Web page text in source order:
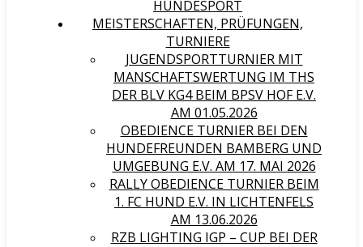
HUNDESPORT
MEISTERSCHAFTEN, PRÜFUNGEN,
TURNIERE
JUGENDSPORTTURNIER MIT
MANSCHAFTSWERTUNG IM THS
DER BLV KG4 BEIM BPSV HOF E.V.
AM 01.05.2026
OBEDIENCE TURNIER BEI DEN
HUNDEFREUNDEN BAMBERG UND
UMGEBUNG E.V. AM 17. MAI 2026
RALLY OBEDIENCE TURNIER BEIM
1. FC HUND E.V. IN LICHTENFELS
AM 13.06.2026
RZB LIGHTING IGP – CUP BEI DER